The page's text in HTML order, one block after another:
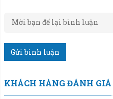
Cân giúp giảm lãng phí
Gửi bình luận
KHÁCH HÀNG ĐÁNH GIÁ